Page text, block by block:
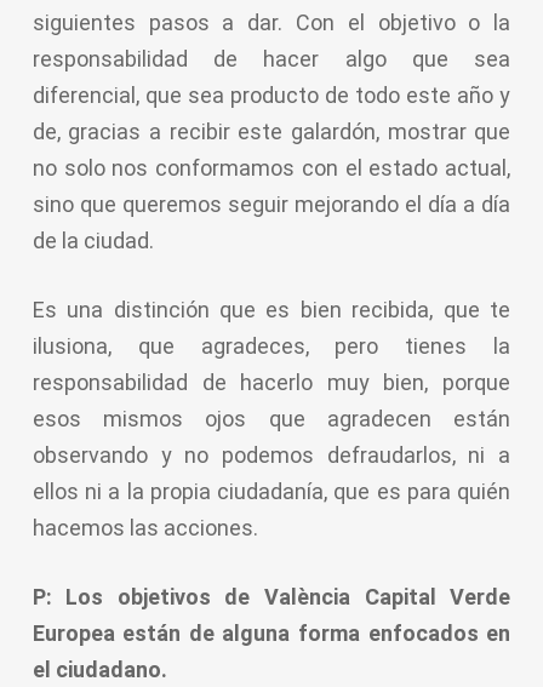
siguientes pasos a dar. Con el objetivo o la
responsabilidad de hacer algo que sea
diferencial, que sea producto de todo este año y
de, gracias a recibir este galardón, mostrar que
no solo nos conformamos con el estado actual,
sino que queremos seguir mejorando el día a día
de la ciudad.
Es una distinción que es bien recibida, que te
ilusiona, que agradeces, pero tienes la
responsabilidad de hacerlo muy bien, porque
esos mismos ojos que agradecen están
observando y no podemos defraudarlos, ni a
ellos ni a la propia ciudadanía, que es para quién
hacemos las acciones.
P: Los objetivos de València Capital Verde
Europea están de alguna forma enfocados en
el ciudadano.